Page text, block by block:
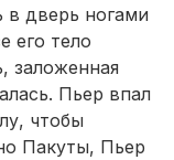
в дверь ногами
его тело
заложенная
Пьер впал
чтобы
Пакуты, Пьер